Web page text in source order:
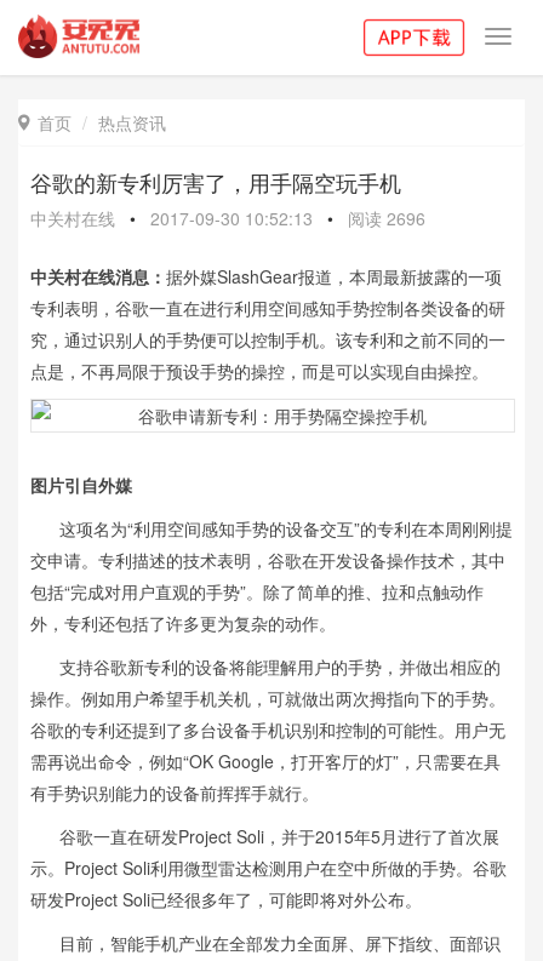
 首页 热点资讯
谷歌的新专利厉害了，用手隔空玩手机
中关村在线 • 2017-09-30 10:52:13 • 阅读 2696
中关村在线消息： 据外媒SlashGear报道，本周最新披露的一项
专利表明，谷歌一直在进行利用空间感知手势控制各类设备的研
究，通过识别人的手势便可以控制手机。该专利和之前不同的一
点是，不再局限于预设手势的操控，而是可以实现自由操控。
图片引自外媒
这项名为“利用空间感知手势的设备交互”的专利在本周刚刚提
交申请。专利描述的技术表明，谷歌在开发设备操作技术，其中
包括“完成对用户直观的手势”。除了简单的推、拉和点触动作
外，专利还包括了许多更为复杂的动作。
支持谷歌新专利的设备将能理解用户的手势，并做出相应的
操作。例如用户希望手机关机，可就做出两次拇指向下的手势。
谷歌的专利还提到了多台设备手机识别和控制的可能性。用户无
需再说出命令，例如“OK Google，打开客厅的灯”，只需要在具
有手势识别能力的设备前挥挥手就行。
谷歌一直在研发Project Soli，并于2015年5月进行了首次展
示。Project Soli利用微型雷达检测用户在空中所做的手势。谷歌
研发Project Soli已经很多年了，可能即将对外公布。
目前，智能手机产业在全部发力全面屏、屏下指纹、面部识